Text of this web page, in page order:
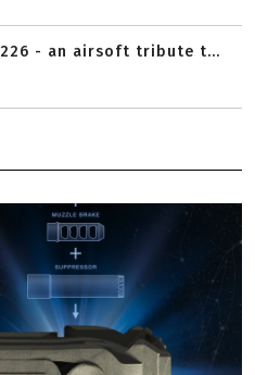
226 - an airsoft tribute t...